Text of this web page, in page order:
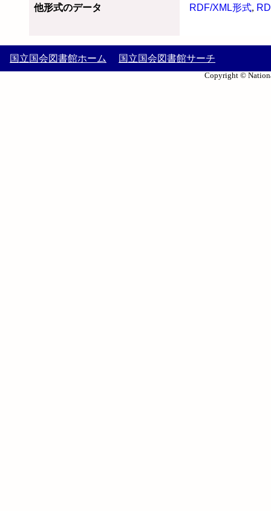
他形式のデータ RDF/XML形式,
国立国会図書館ホーム 国立国会図書館サーチ
Copyright ©